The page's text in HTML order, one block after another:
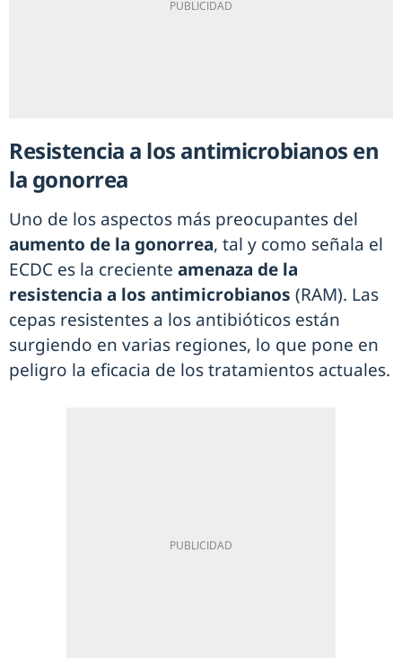
Resistencia a los antimicrobianos en
la gonorrea
Uno de los aspectos más preocupantes del
aumento de la gonorrea, tal y como señala el
ECDC es la creciente amenaza de la
resistencia a los antimicrobianos (RAM). Las
cepas resistentes a los antibióticos están
surgiendo en varias regiones, lo que pone en
peligro la eficacia de los tratamientos actuales.